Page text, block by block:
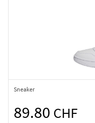
Sneaker
89.80 CHF